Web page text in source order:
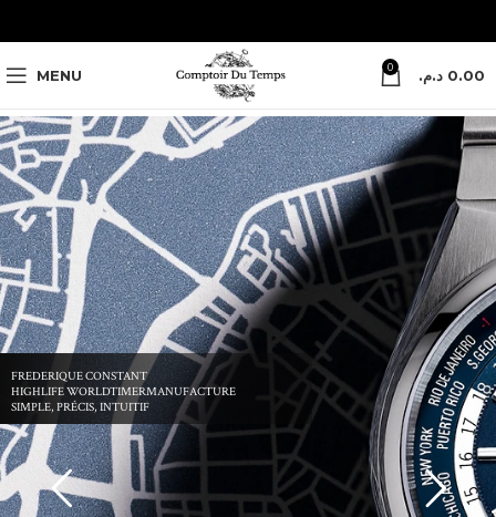
MENU 0 0.00 د.م.
FREDERIQUE CONSTANT
HIGHLIFE WORLDTIMERMANUFACTURE
SIMPLE, PRÉCIS, INTUITIF